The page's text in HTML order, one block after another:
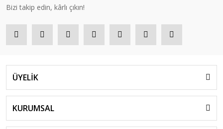
Bizi takip edin, kârlı çıkın!
ÜYELİK
KURUMSAL